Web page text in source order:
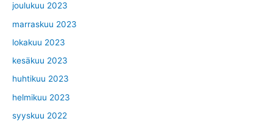
joulukuu 2023
marraskuu 2023
lokakuu 2023
kesäkuu 2023
huhtikuu 2023
helmikuu 2023
syyskuu 2022